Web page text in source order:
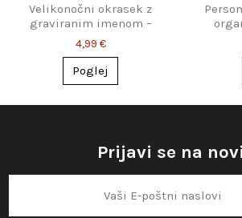
Velikonočni okrasek z
graviranim imenom –
leseno jajce
4,99 €
Poglej
Prijavi se na